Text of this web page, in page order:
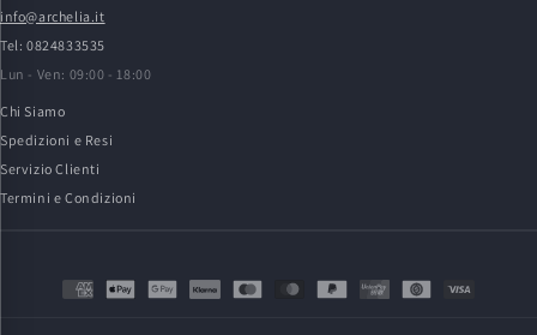
info@archelia.it
Tel: 0824833535
Lun - Ven: 09:00 - 18:00
Chi Siamo
Spedizioni e Resi
Servizio Clienti
Termini e Condizioni
Metodi